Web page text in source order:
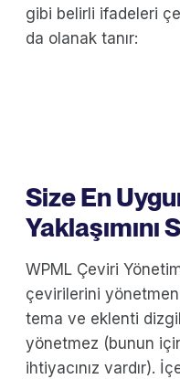
gibi belirli ifadeleri
da olanak tanır:
Size En
Yaklaşımını
WPML Çeviri
çevirilerini
tema ve eklenti
yönetmez (bunun
ihtiyacınız vardır).